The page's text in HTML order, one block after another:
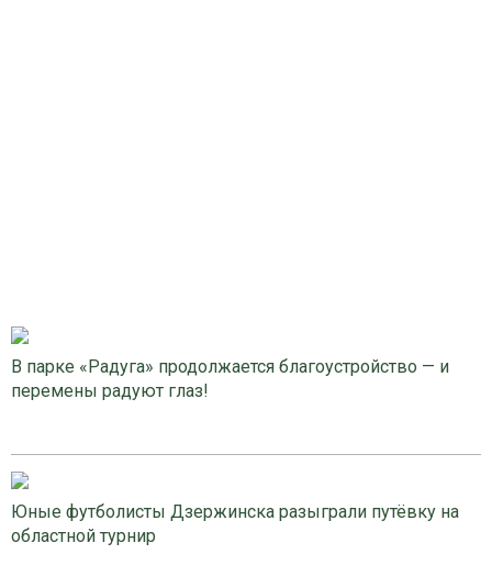
В парке «Радуга» продолжается благоустройство — и
перемены радуют глаз!
Юные футболисты Дзержинска разыграли путёвку на
областной турнир